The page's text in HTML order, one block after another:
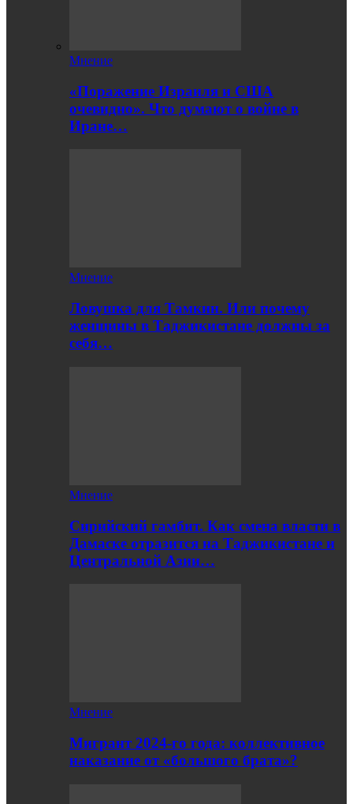
Мнение
«Поражение Израиля и США
очевидно». Что думают о войне в
Иране…
Мнение
Ловушка для Тамкин. Или почему
женщины в Таджикистане должны за
себя…
Мнение
Сирийский гамбит. Как смена власти в
Дамаске отразится на Таджикистане и
Центральной Азии…
Мнение
Мигрант 2024-го года: коллективное
наказание от «большого брата»?